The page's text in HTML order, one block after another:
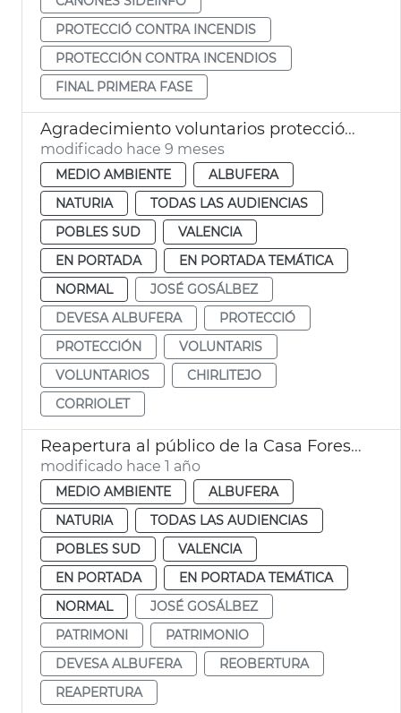
PROTECCIÓ CONTRA INCENDIS
PROTECCIÓN CONTRA INCENDIOS
FINAL PRIMERA FASE
Agradecimiento voluntarios protección chorlitejo València
modificado hace 9 meses
MEDIO AMBIENTE
ALBUFERA
NATURIA
TODAS LAS AUDIENCIAS
POBLES SUD
VALENCIA
EN PORTADA
EN PORTADA TEMÁTICA
NORMAL
JOSÉ GOSÁLBEZ
DEVESA ALBUFERA
PROTECCIÓ
PROTECCIÓN
VOLUNTARIS
VOLUNTARIOS
CHIRLITEJO
CORRIOLET
Reapertura al público de la Casa Forestal de la Devesa
modificado hace 1 año
MEDIO AMBIENTE
ALBUFERA
NATURIA
TODAS LAS AUDIENCIAS
POBLES SUD
VALENCIA
EN PORTADA
EN PORTADA TEMÁTICA
NORMAL
JOSÉ GOSÁLBEZ
PATRIMONI
PATRIMONIO
DEVESA ALBUFERA
REOBERTURA
REAPERTURA